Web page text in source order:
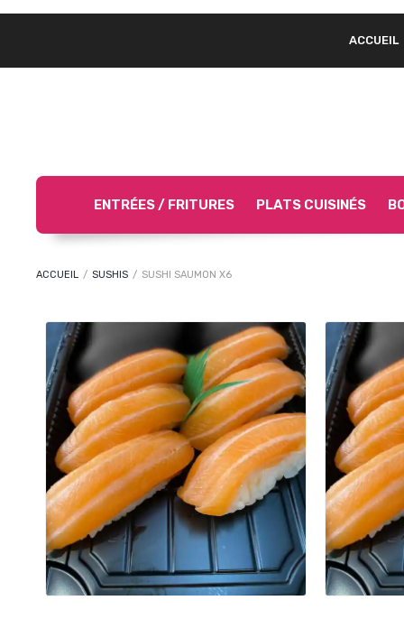
ACCUEIL
ENTRÉES / FRITURES PLATS CUISINÉS
ACCUEIL / SUSHIS / SUSHI SAUMON X6